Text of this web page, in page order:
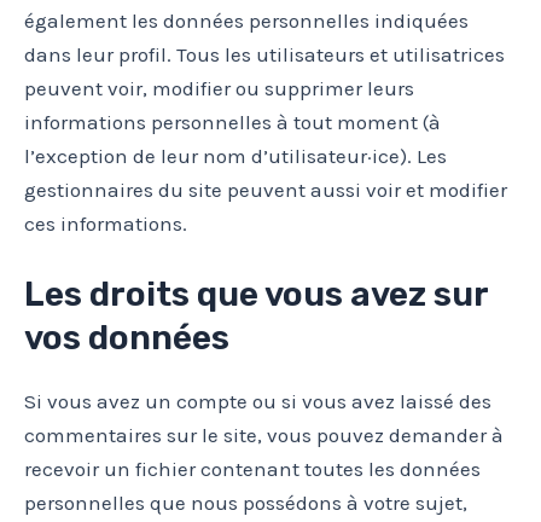
également les données personnelles indiquées
dans leur profil. Tous les utilisateurs et utilisatrices
peuvent voir, modifier ou supprimer leurs
informations personnelles à tout moment (à
l’exception de leur nom d’utilisateur·ice). Les
gestionnaires du site peuvent aussi voir et modifier
ces informations.
Les droits que vous avez sur
vos données
Si vous avez un compte ou si vous avez laissé des
commentaires sur le site, vous pouvez demander à
recevoir un fichier contenant toutes les données
personnelles que nous possédons à votre sujet,